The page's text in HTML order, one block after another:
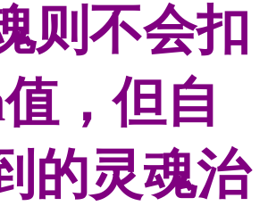
则不会扣
，但自
的灵魂治